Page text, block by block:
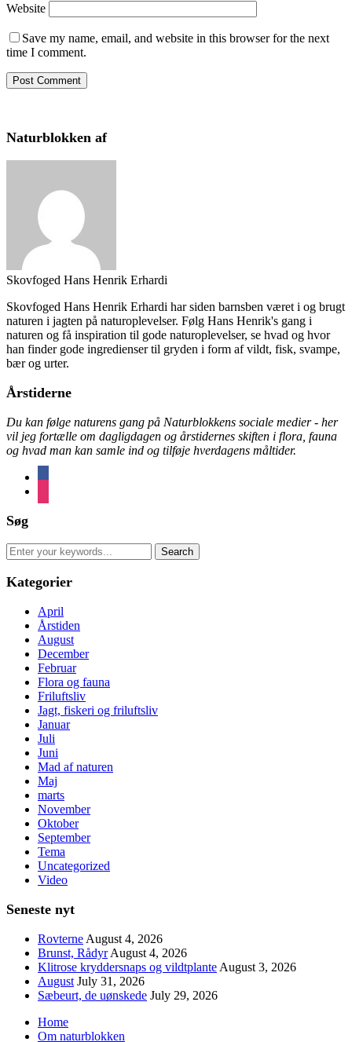
Website
Save my name, email, and website in this browser for the next
time I comment.
Naturblokken af
Skovfoged Hans Henrik Erhardi
Skovfoged Hans Henrik Erhardi har siden barnsben været i og brugt
naturen i jagten på naturoplevelser. Følg Hans Henrik's gang i
naturen og få inspiration til gode naturoplevelser, se hvad og hvor
han finder gode ingredienser til gryden i form af vildt, fisk, svampe,
bær og urter.
Årstiderne
Du kan følge naturens gang på Naturblokkens sociale medier - her
vil jeg fortælle om dagligdagen og årstidernes skiften i flora, fauna
og hvad man kan samle ind og tilføje hverdagens måltider.
Søg
Search
for:
Kategorier
April
Årstiden
August
December
Februar
Flora og fauna
Friluftsliv
Jagt, fiskeri og friluftsliv
Januar
Juli
Juni
Mad af naturen
Maj
marts
November
Oktober
September
Tema
Uncategorized
Video
Seneste nyt
Rovterne August 4, 2026
Brunst, Rådyr August 4, 2026
Klitrose kryddersnaps og vildtplante August 3, 2026
August July 31, 2026
Sæbeurt, de uønskede July 29, 2026
Home
Om naturblokken